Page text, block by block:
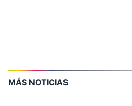
MÁS NOTICIAS